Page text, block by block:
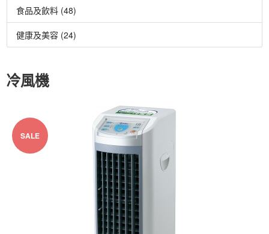
食品及飲料 (48)
健康及美容 (24)
冷風機
SALE